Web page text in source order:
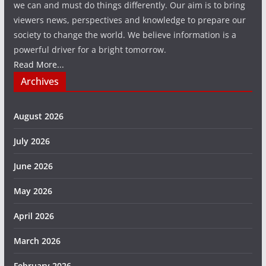
we can and must do things differently. Our aim is to bring
viewers news, perspectives and knowledge to prepare our
society to change the world. We believe information is a
powerful driver for a bright tomorrow.
Read More...
Archives
August 2026
July 2026
June 2026
May 2026
April 2026
March 2026